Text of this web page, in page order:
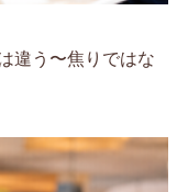
違う〜焦りではな